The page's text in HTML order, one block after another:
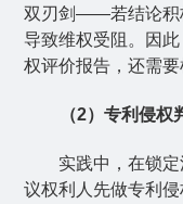
双刃剑——若结论积
导致维权受阻。因
权评价报告，还需要
（2）专利侵权
实践中，在锁
议权利人先做专利